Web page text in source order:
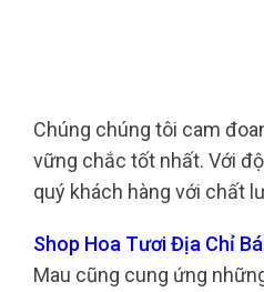
Chúng chúng tôi cam
vững chắc tốt nhất. Với
quý khách hàng với chất
Shop Hoa Tươi Địa Chỉ
Mau cũng cung ứng